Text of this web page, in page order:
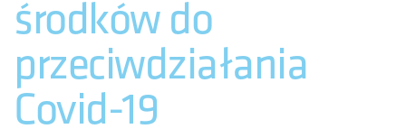
środków do
przeciwdziałania
Covid-19